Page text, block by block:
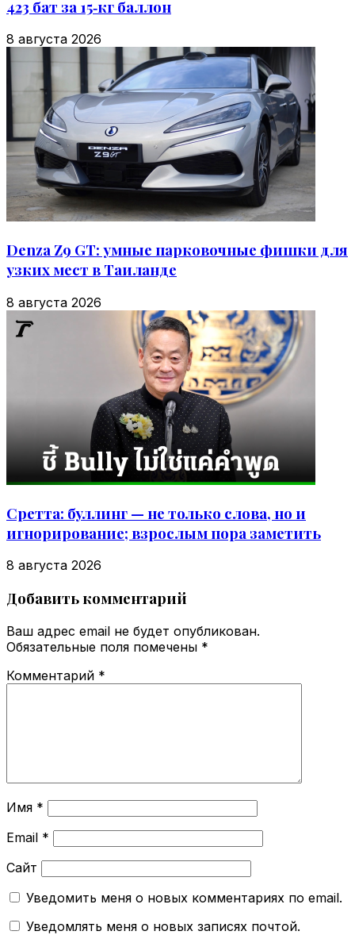
423 бат за 15‑кг баллон
8 августа 2026
Denza Z9 GT: умные парковочные фишки для
узких мест в Таиланде
8 августа 2026
Сретта: буллинг — не только слова, но и
игнорирование; взрослым пора заметить
8 августа 2026
Добавить комментарий
Ваш адрес email не будет опубликован.
Обязательные поля помечены *
Комментарий *
Имя *
Email *
Сайт
Уведомить меня о новых комментариях по email.
Уведомлять меня о новых записях почтой.